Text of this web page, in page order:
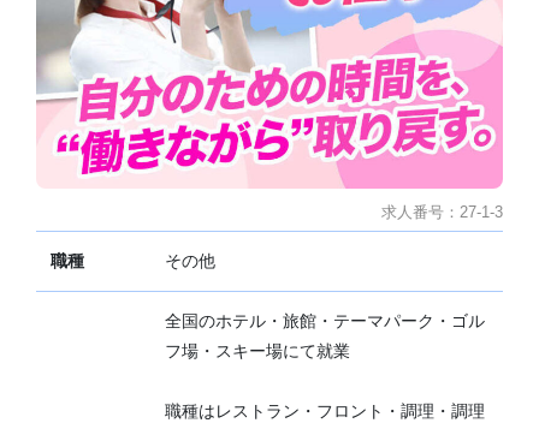
求人番号：27-1-3
職種 その他
全国のホテル・旅館・テーマパーク・ゴル
フ場・スキー場にて就業
職種はレストラン・フロント・調理・調理